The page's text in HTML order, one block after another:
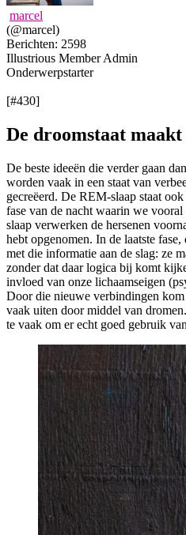
marcel
(@marcel)
Berichten: 2598
Illustrious Member Admin
Onderwerpstarter
[#430]
De droomstaat
De beste ideeën die verder gaan
worden vaak in een staat van
gecreëerd. De REM-slaap staat
fase van de nacht waarin we
slaap verwerken de hersenen
hebt opgenomen. In de laatste
met die informatie aan de slag: ze
zonder dat daar logica bij komt
invloed van onze lichaamseigen
Door die nieuwe verbindingen
vaak uiten door middel van
te vaak om er echt goed gebruik